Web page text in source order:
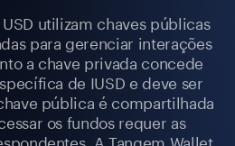
utilizam chaves públicas
para gerenciar interações
a chave privada concede
de IUSD e deve ser
pública é compartilhada
os fundos requer as
A Tangem Wallet